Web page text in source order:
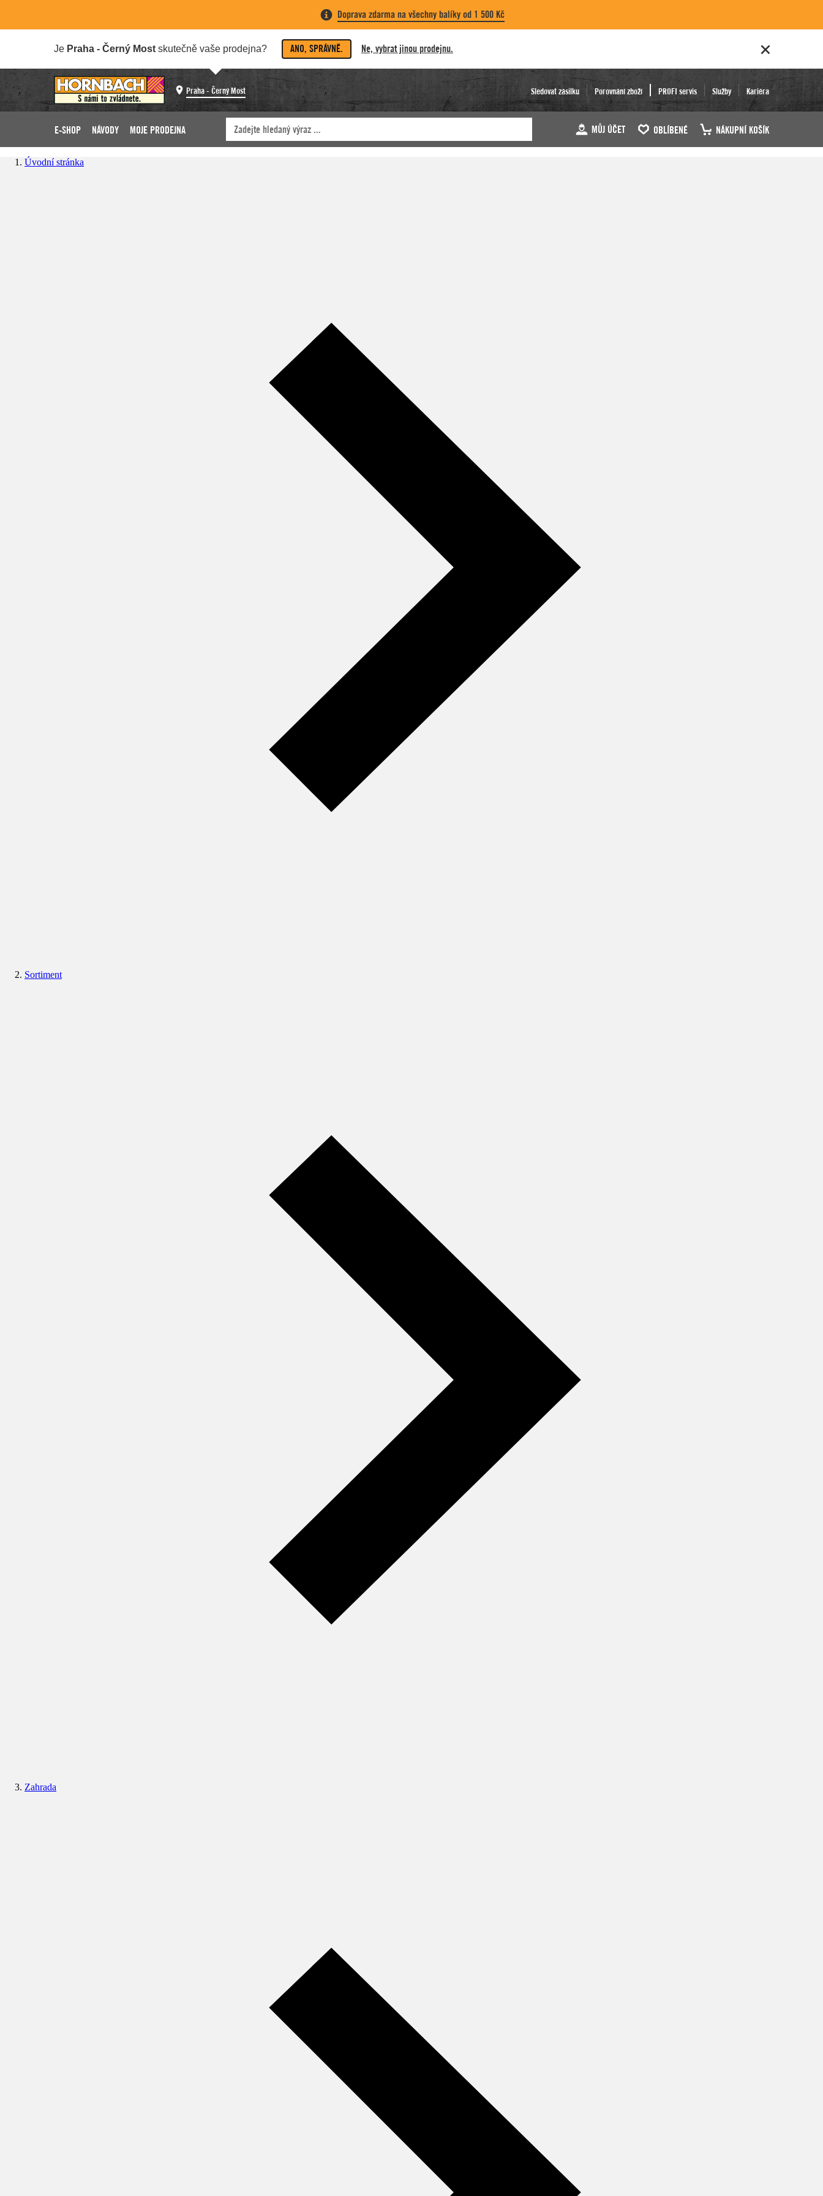
Doprava zdarma na všechny balíky od 1 500 Kč
Je Praha - Černý Most skutečně vaše prodejna? ANO, SPRÁVNĚ. Ne, vybrat jinou prodejnu.
Praha - Černý Most Sledovat zásilku Porovnání zboží PROFI servis Služby Kariéra
E-SHOP NÁVODY MOJE PRODEJNA MŮJ ÚČET OBLÍBENÉ NÁKUPNÍ KOŠÍK
Úvodní stránka
Sortiment
Zahrada